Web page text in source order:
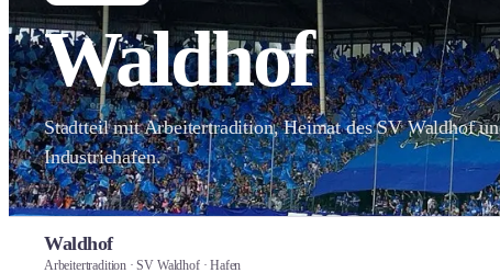
Waldhof
Stadtteil mit Arbeitertradition, Heimat des SV Waldhof
Industriehafen.
Waldhof
Arbeitertradition · SV Waldhof · Hafen